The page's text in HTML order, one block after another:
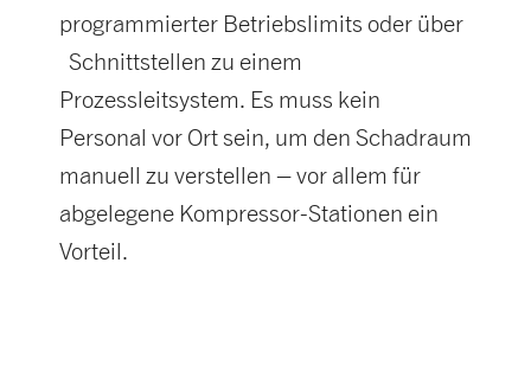
programmierter Betriebslimits oder über
Schnittstellen zu einem
Prozessleitsystem. Es muss kein
Personal vor Ort sein, um den Schadraum
manuell zu verstellen – vor allem für
abgelegene Kompressor-Stationen ein
Vorteil.